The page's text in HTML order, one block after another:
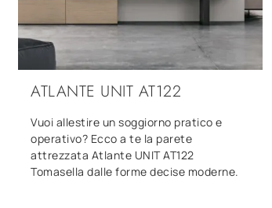
ATLANTE UNIT AT122
Vuoi allestire un soggiorno pratico e
operativo? Ecco a te la parete
attrezzata Atlante UNIT AT122
Tomasella dalle forme decise moderne.